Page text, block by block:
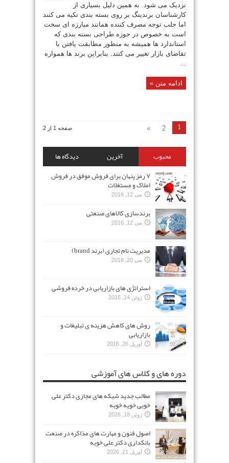
نزدیک می شود. به همین دلیل بسیاری از
کارشناسان برندینگ بر روی بسته بندی تکیه می کنند
اما جلب توجه مصرف کننده همانند مبارزه ای سخت
است به خصوص در حوزه طراحی بسته بندی که
استاندارد ها همیشه به منظور مطابقت یافتن با
تقاضای بازار تغییر می کنند. بنابراین برند ها همواره
ادامه متن »
صفحه 1 از 2 1
2
»
محبوب آخرین
دیدگاه ها
۷ رمز پنهان برای فروش موفق در فروش
املاک و مستغلات
می 12, 2016
برندسازی کالاهای صنعتی
می 12, 2016
مدیریت نام تجاری (برند brand)
می 20, 2016
استراتژی های بازاریابی در خرده فروشی
ژوئن 14, 2016
روش های کاهش هزینه ی تبلیغات و
بازاریابی
آوریل 26, 2016
دوره های و کلاس های آموزشی
مطالب جدید شبکه های مجازی دکتر علی
خویی خویه خوبه
ژوئن 18, 2026
اصول فنون و مهارت های مذاکره در صنعت
بانکداری دکتر علی خویه
آوریل 21, 2026